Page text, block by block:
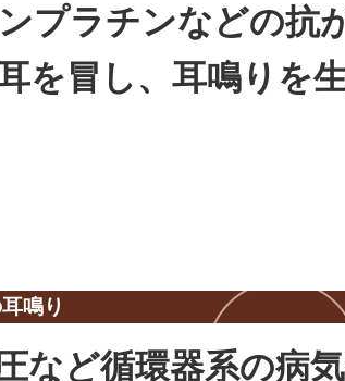
プラチンなどの抗
を冒し、耳鳴りを
鳴り
など循環器系の病